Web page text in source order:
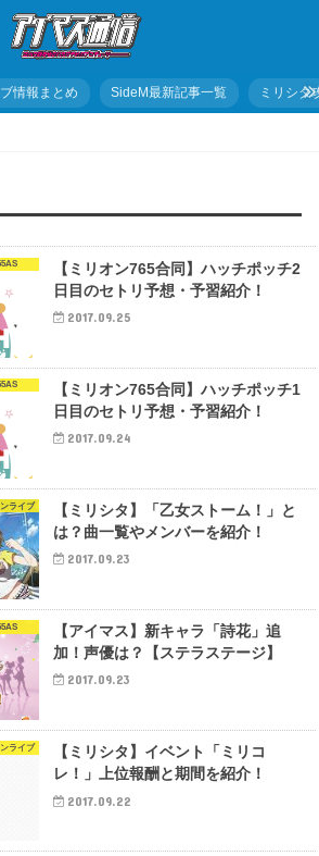
情報まとめ SideM最新記事一覧 ミリシタ
【ミリオン765合同】ハッチポッチ2
日目のセトリ予想・予習紹介！
2017.09.25
【ミリオン765合同】ハッチポッチ1
日目のセトリ予想・予習紹介！
2017.09.24
ライブ
【ミリシタ】「乙女ストーム！」と
は？曲一覧やメンバーを紹介！
2017.09.23
【アイマス】新キャラ「詩花」追
加！声優は？【ステラステージ】
2017.09.23
ライブ
【ミリシタ】イベント「ミリコ
レ！」上位報酬と期間を紹介！
2017.09.22